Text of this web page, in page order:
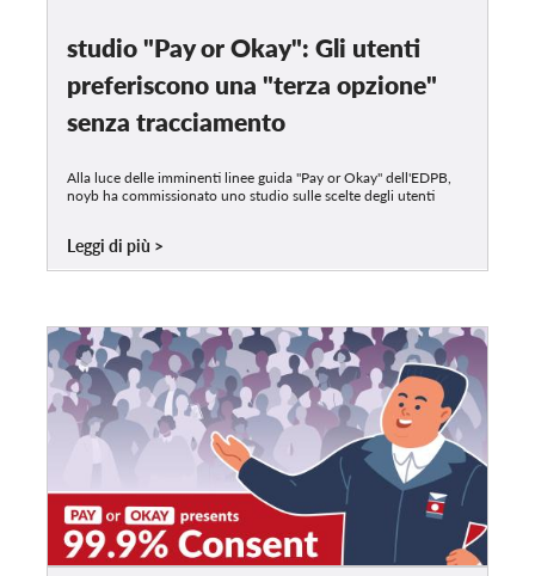
studio "Pay or Okay": Gli utenti
preferiscono una "terza opzione"
senza tracciamento
Alla luce delle imminenti linee guida "Pay or Okay" dell'EDPB,
noyb ha commissionato uno studio sulle scelte degli utenti
Leggi di più